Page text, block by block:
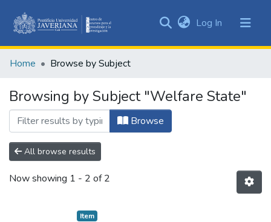
&
All of DSpace
Log In (current)
Home Browse by Subject
Browsing by Subject "Welfare State"
Browse
All browse results
Now showing 1 - 2 of 2
Item